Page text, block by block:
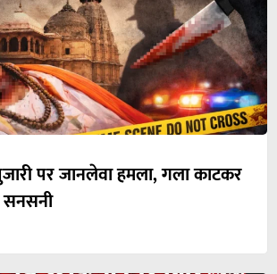
पर जानलेवा हमला, गला काटकर
सनसनी